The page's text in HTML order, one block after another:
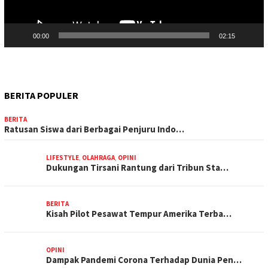
00:00 02:15
BERITA POPULER
BERITA
Ratusan Siswa dari Berbagai Penjuru Indo…
LIFESTYLE, OLAHRAGA, OPINI
Dukungan Tirsani Rantung dari Tribun Sta…
BERITA
Kisah Pilot Pesawat Tempur Amerika Terba…
OPINI
Dampak Pandemi Corona Terhadap Dunia Pen…